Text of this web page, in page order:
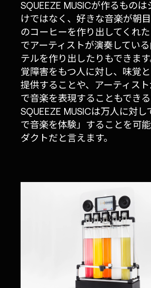
SQUEEZE MUSICが作るものは
けではなく、好きな音楽が朝
のコーヒーを作り出してくれ
でアーティストが演奏してい
テルを作り出したりもできま
覚障害をもつ人に対し、味覚
提供することや、アーティス
で音楽を表現することもできる
SQUEEZE MUSICは万人に対
で音楽を体験」することを可
ダクトだと言えます。